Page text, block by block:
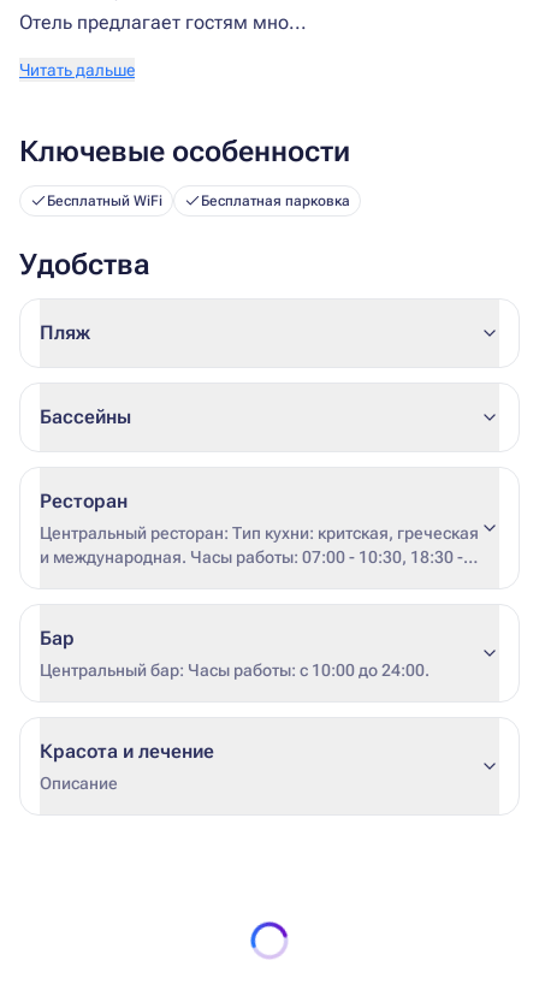
Отель предлагает гостям мно...
Читать дальше
Ключевые особенности
Бесплатный WiFi Бесплатная парковка
Удобства
Пляж
Бассейны
Ресторан
Центральный ресторан: Тип кухни: критская, греческая
и международная. Часы работы: 07:00 - 10:30, 18:30 -
для наслаждения изысканными блюдами.
Бар
Центральный бар: Часы работы: с 10:00 до 24:00.
Красота и лечение
Описание